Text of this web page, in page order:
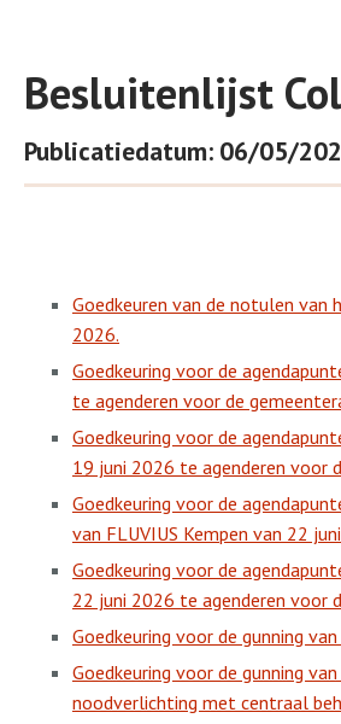
Besluitenlijst
Publicatiedatum: 06/05/
Goedkeuren van de notulen van
2026.
Goedkeuring voor de
te agenderen voor de
Goedkeuring voor de
19 juni 2026 te agenderen voor
Goedkeuring voor de
van FLUVIUS Kempen van 22
Goedkeuring voor de
22 juni 2026 te agenderen voor
Goedkeuring voor de gunning
Goedkeuring voor de gunning
noodverlichting met centraal